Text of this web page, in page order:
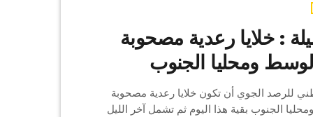
: خلايا رعدية مصحوبة
ومحليا الجنوب
للرصد الجوي أن تكون خلايا رعدية مصحوبة
الجنوب بقية هذا اليوم ثم تشمل آخر الليل